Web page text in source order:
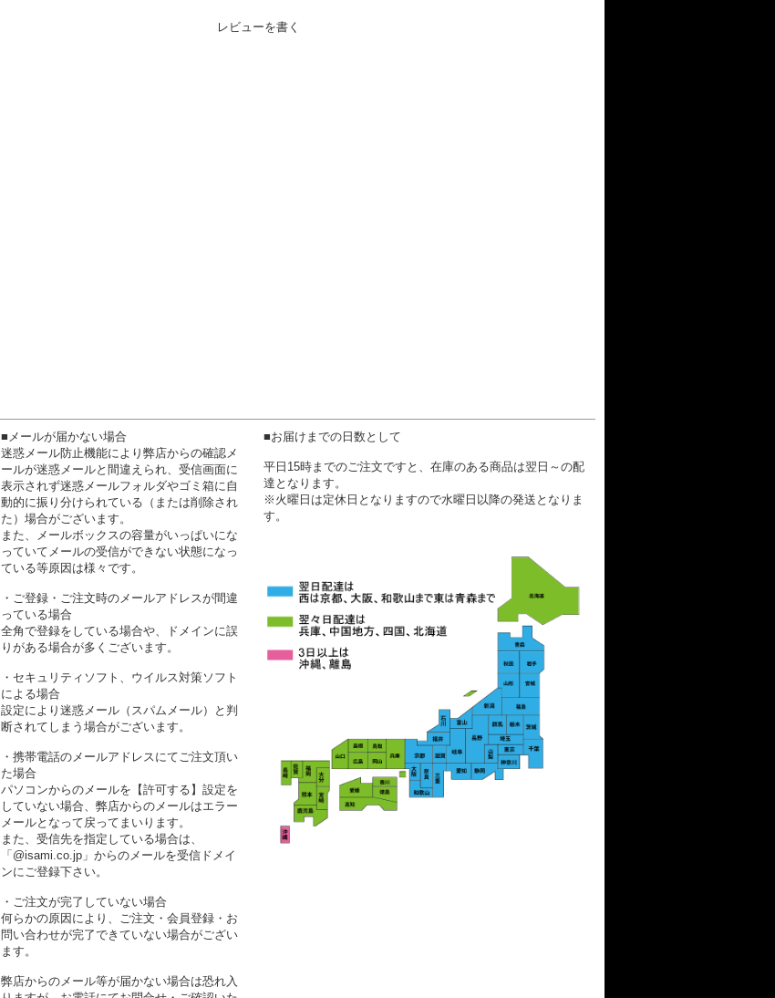
レビューを書く
■メールが届かない場合
迷惑メール防止機能により弊店からの確認メ
ールが迷惑メールと間違えられ、受信画面に
表示されず迷惑メールフォルダやゴミ箱に自
動的に振り分けられている（または削除され
た）場合がございます。
また、メールボックスの容量がいっぱいにな
っていてメールの受信ができない状態になっ
ている等原因は様々です。
・ご登録・ご注文時のメールアドレスが間違
っている場合
全角で登録をしている場合や、ドメインに誤
りがある場合が多くございます。
・セキュリティソフト、ウイルス対策ソフト
による場合
設定により迷惑メール（スパムメール）と判
断されてしまう場合がございます。
・携帯電話のメールアドレスにてご注文頂い
た場合
パソコンからのメールを【許可する】設定を
していない場合、弊店からのメールはエラー
メールとなって戻ってまいります。
また、受信先を指定している場合は、
「@isami.co.jp」からのメールを受信ドメイ
ンにご登録下さい。
・ご注文が完了していない場合
何らかの原因により、ご注文・会員登録・お
問い合わせが完了できていない場合がござい
ます。
弊店からのメール等が届かない場合は恐れ入
■お届けまでの日数として
平日15時までのご注文ですと、在庫のある商品は翌日～の配
達となります。
※火曜日は定休日となりますので水曜日以降の発送となりま
す。